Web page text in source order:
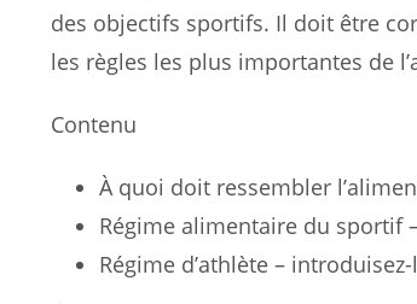
des objectifs sportifs. Il doit être
les règles les plus importantes de
Contenu
À quoi doit ressembler
Régime alimentaire du sportif
Régime d’athlète –